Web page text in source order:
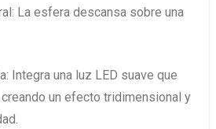
La esfera descansa sobre una
Integra una luz LED suave que
un efecto tridimensional y